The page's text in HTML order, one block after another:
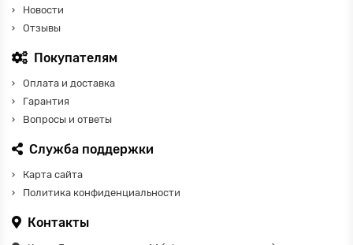
Новости
Отзывы
Покупателям
Оплата и доставка
Гарантия
Вопросы и ответы
Служба поддержки
Карта сайта
Политика конфиденциальности
Контакты